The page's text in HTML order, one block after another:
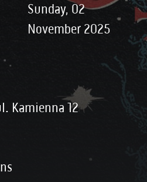
Sunday, 02
November 2025
Kamienna 12